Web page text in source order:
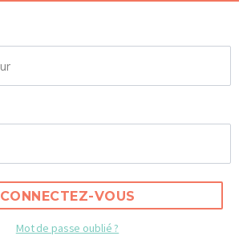
CONNECTEZ-VOUS
Mot de passe oublié ?